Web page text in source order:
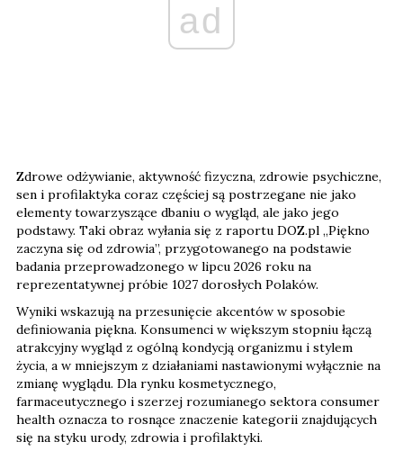
ad
Zdrowe odżywianie, aktywność fizyczna, zdrowie psychiczne,
sen i profilaktyka coraz częściej są postrzegane nie jako
elementy towarzyszące dbaniu o wygląd, ale jako jego
podstawy. Taki obraz wyłania się z raportu DOZ.pl „Piękno
zaczyna się od zdrowia”, przygotowanego na podstawie
badania przeprowadzonego w lipcu 2026 roku na
reprezentatywnej próbie 1027 dorosłych Polaków.
Wyniki wskazują na przesunięcie akcentów w sposobie
definiowania piękna. Konsumenci w większym stopniu łączą
atrakcyjny wygląd z ogólną kondycją organizmu i stylem
życia, a w mniejszym z działaniami nastawionymi wyłącznie na
zmianę wyglądu. Dla rynku kosmetycznego,
farmaceutycznego i szerzej rozumianego sektora consumer
health oznacza to rosnące znaczenie kategorii znajdujących
się na styku urody, zdrowia i profilaktyki.